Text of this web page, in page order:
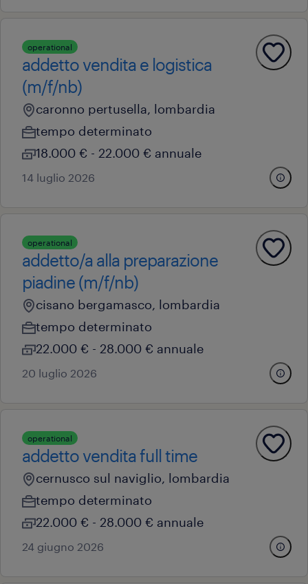
operational
addetto vendita e logistica
(m/f/nb)
caronno pertusella, lombardia
tempo determinato
18.000 € - 22.000 € annuale
14 luglio 2026
operational
addetto/a alla preparazione
piadine (m/f/nb)
cisano bergamasco, lombardia
tempo determinato
22.000 € - 28.000 € annuale
20 luglio 2026
operational
addetto vendita full time
cernusco sul naviglio, lombardia
tempo determinato
22.000 € - 28.000 € annuale
24 giugno 2026